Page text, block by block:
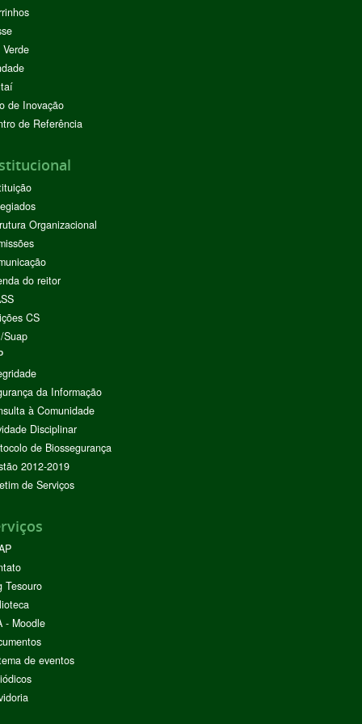
de Inovação
de Referência
Organizacional
do reitor
CS
Suap
da Informação
à Comunidade
Disciplinar
de Biossegurança
2012-2019
de Serviços
Tesouro
- Moodle
de eventos